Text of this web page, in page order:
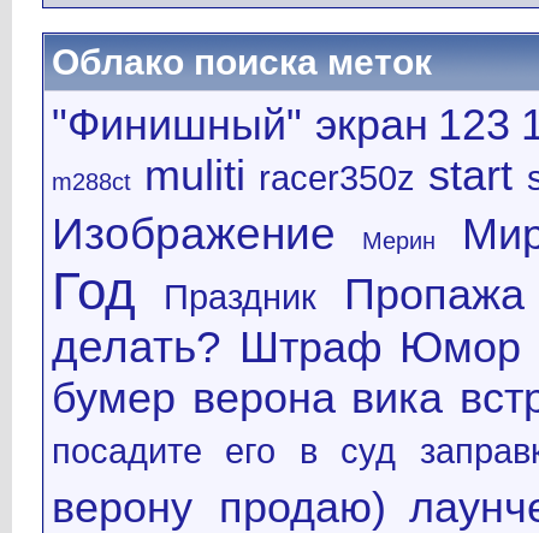
Облако поиска меток
"Финишный" экран 123
m288ct muliti racer350z start
Изображение Мерин
Год Праздник Пропажа
делать? Штраф Юмор
бумер верона вика
посадите его в суд
верону продаю)